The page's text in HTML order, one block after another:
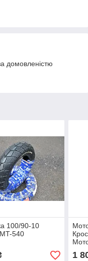
домовленістю
100/90-10
540
1